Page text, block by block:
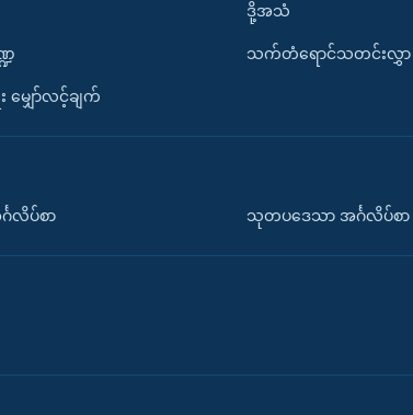
ဍ
မျှော်လင့်ချက်
ဒို့အသံ
သက်တံရောင်သတင်းလွှာ
လိပ်စာ သုတပဒေသာ အင်္ဂလိပ်စာ